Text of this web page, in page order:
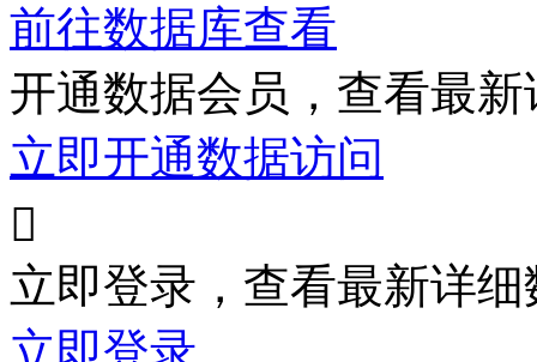
前往数据库查看
开通数据会员，查看最
立即开通数据访问

立即登录，查看最新详细
立即登录